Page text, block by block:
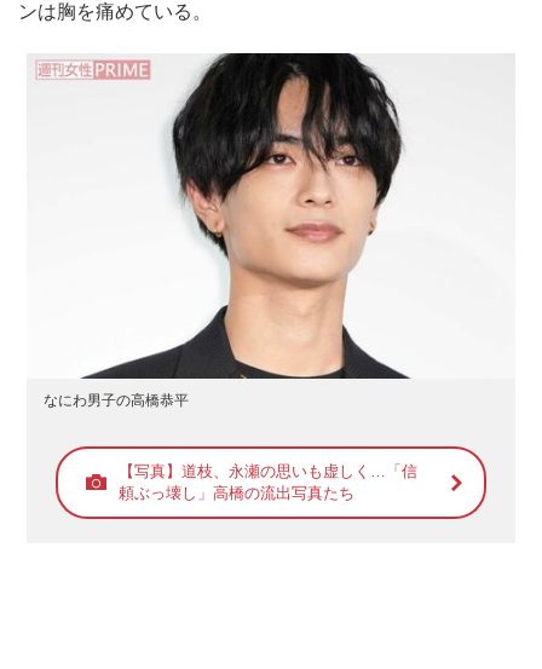
ンは胸を痛めている。
なにわ男子の高橋恭平
【写真】道枝、永瀬の思いも虚しく…「信
頼ぶっ壊し」高橋の流出写真たち